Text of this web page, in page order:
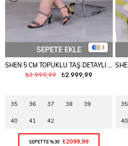
3
SEPETE EKLE
₺2.999,99
₺3.999,99
35 36 37 38 39
40 41 42
SEPETTE %30 ₺2099,99
35
40